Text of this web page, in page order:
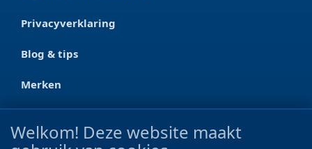
Privacyverklaring
Blog & tips
Merken
CONTACT
Welkom! Deze website maakt